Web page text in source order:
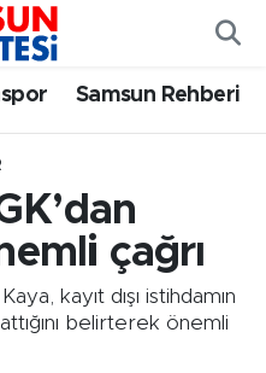
Samsun Rehberi
çağrı
kayıt dışı istihdamın
belirterek önemli
Haritası
ve Fikstür